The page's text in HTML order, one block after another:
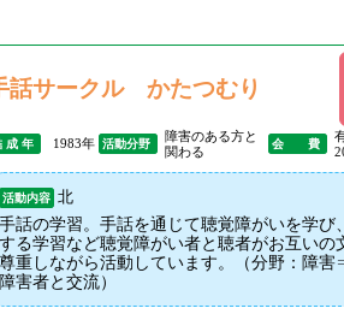
話サークル かたつむり
成 年 1983年 活動分野
障害のある方と
関わる
会 費
活動内容 北
手話の学習。手話を通じて聴覚障がいを学び
する学習など聴覚障がい者と聴者がお互いの
尊重しながら活動しています。（分野：障
障害者と交流）